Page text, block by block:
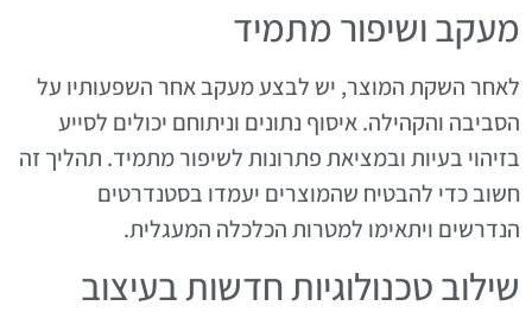
מעקב ושיפור מתמיד
לאחר השקת המוצר, יש לבצע מעקב אחר השפעותיו על
הסביבה והקהילה. איסוף נתונים וניתוחם יכולים לסייע
בזיהוי בעיות ובמציאת פתרונות לשיפור מתמיד. תהליך זה
חשוב כדי להבטיח שהמוצרים יעמדו בסטנדרטים
הנדרשים ויתאימו למטרות הכלכלה המעגלית.
שילוב טכנולוגיות חדשות בעיצוב